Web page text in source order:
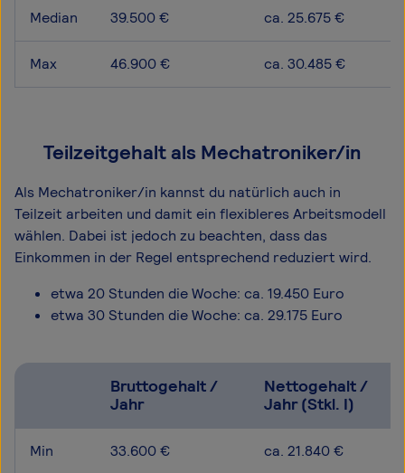
Median 39.500 € ca. 25.675 €
Max 46.900 € ca. 30.485 €
Teilzeitgehalt als Mechatroniker/in
Als Mechatroniker/in kannst du natürlich auch in
Teilzeit arbeiten und damit ein flexibleres Arbeitsmodell
wählen. Dabei ist jedoch zu beachten, dass das
Einkommen in der Regel entsprechend reduziert wird.
etwa 20 Stunden die Woche: ca. 19.450 Euro
etwa 30 Stunden die Woche: ca. 29.175 Euro
Bruttogehalt /
Jahr
Nettogehalt /
Jahr (Stkl. I)
Min 33.600 € ca. 21.840 €